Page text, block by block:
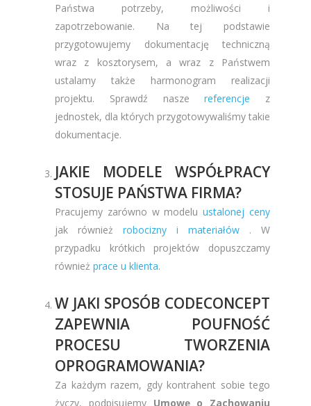
Państwa potrzeby, możliwości i
zapotrzebowanie. Na tej podstawie
przygotowujemy dokumentację techniczną
wraz z kosztorysem, a wraz z Państwem
ustalamy także harmonogram realizacji
projektu. Sprawdź naszereferencje z
jednostek, dla których przygotowywaliśmy takie
dokumentacje.
JAKIE MODELE WSPÓŁPRACY
STOSUJE PAŃSTWA FIRMA?
Pracujemy zarówno w modeluustalonej ceny
jak również robocizny i materiałów . W
przypadku krótkich projektów dopuszczamy
również prace u klienta.
W JAKI SPOSÓB CODECONCEPT
ZAPEWNIA POUFNOŚĆ
PROCESU TWORZENIA
OPROGRAMOWANIA?
Za każdym razem, gdy kontrahent sobie tego
życzy, podpisujemy Umowę o Zachowaniu